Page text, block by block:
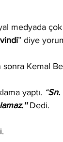
medyada
” diye
Kemal
yaptı. “Sn.
Dedi.